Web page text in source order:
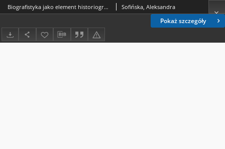
Pokaż szczegóły
Biografistyka jako element historiografii. Zmiana wizerunku hrabiego Edwarda Bernarda Raczyńskiego w historiografii polskiej XX i XXI wieku Sofińska, Aleksandra